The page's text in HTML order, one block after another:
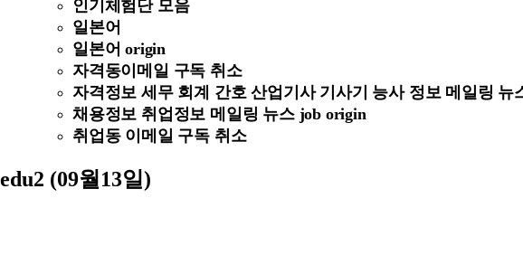
인기체험단 모음
일본어
일본어 origin
자격동이메일 구독 취소
자격정보 세무 회계 간호 산업기사 기사기 능사 정보 메일링 뉴
채용정보 취업정보 메일링 뉴스 job origin
취업동 이메일 구독 취소
edu2 (09월13일)